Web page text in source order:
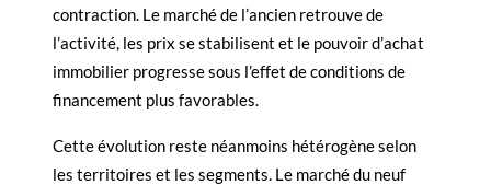
contraction. Le marché de l’ancien retrouve de
l’activité, les prix se stabilisent et le pouvoir d’achat
immobilier progresse sous l’effet de conditions de
financement plus favorables.
Cette évolution reste néanmoins hétérogène selon
les territoires et les segments. Le marché du neuf